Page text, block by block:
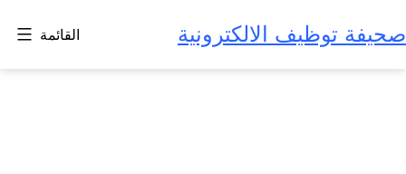
إلى
المحتوى
صحيفة توظيف الالكترونية القائمة